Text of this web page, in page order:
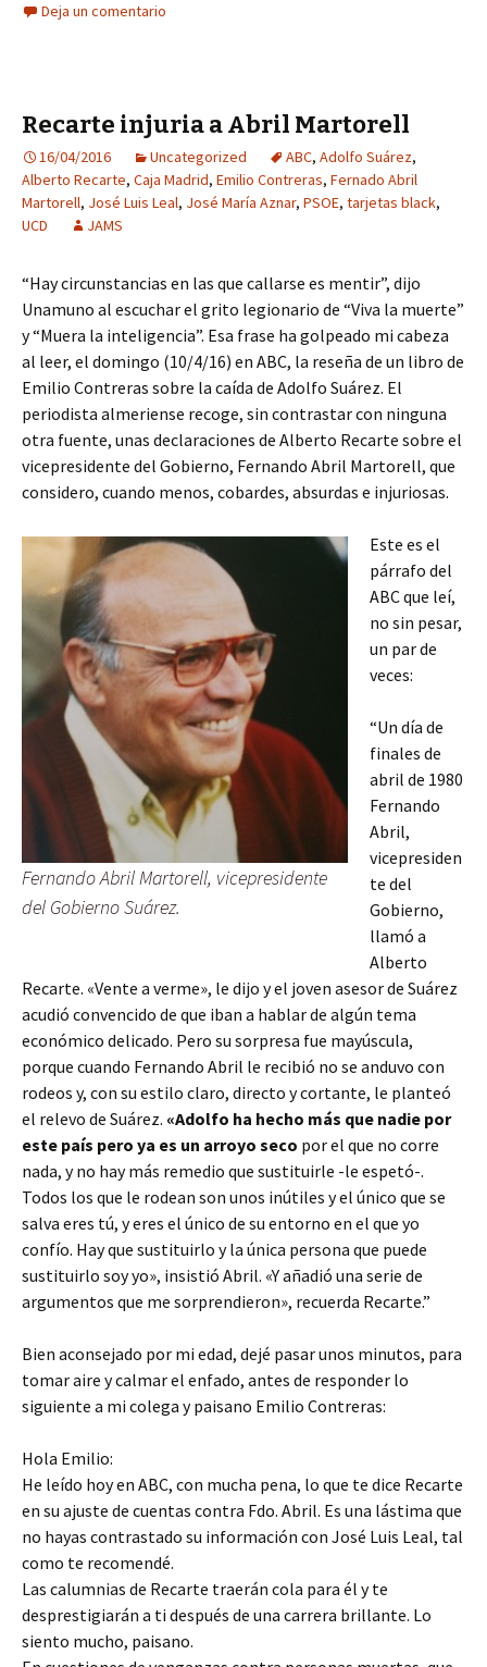
Deja un comentario
Recarte injuria a Abril Martorell
16/04/2016 Uncategorized ABC, Adolfo Suárez,
Alberto Recarte, Caja Madrid, Emilio Contreras, Fernado Abril
Martorell, José Luis Leal, José María Aznar, PSOE, tarjetas black,
UCD
JAMS
“Hay circunstancias en las que callarse es mentir”, dijo
Unamuno al escuchar el grito legionario de “Viva la muerte”
y “Muera la inteligencia”. Esa frase ha golpeado mi cabeza
al leer, el domingo (10/4/16) en ABC, la reseña de un libro de
Emilio Contreras sobre la caída de Adolfo Suárez. El
periodista almeriense recoge, sin contrastar con ninguna
otra fuente, unas declaraciones de Alberto Recarte sobre el
vicepresidente del Gobierno, Fernando Abril Martorell, que
considero, cuando menos, cobardes, absurdas e injuriosas.
Fernando Abril Martorell, vicepresidente
del Gobierno Suárez.
Este es el
párrafo del
ABC que leí,
no sin pesar,
un par de
veces:
“Un día de
finales de
abril de 1980
Fernando
Abril,
vicepresiden
te del
Gobierno,
llamó a
Alberto
Recarte. «Vente a verme», le dijo y el joven asesor de Suárez
acudió convencido de que iban a hablar de algún tema
económico delicado. Pero su sorpresa fue mayúscula,
porque cuando Fernando Abril le recibió no se anduvo con
rodeos y, con su estilo claro, directo y cortante, le planteó
el relevo de Suárez. «Adolfo ha hecho más que nadie por
este país pero ya es un arroyo seco por el que no corre
nada, y no hay más remedio que sustituirle -le espetó-.
Todos los que le rodean son unos inútiles y el único que se
salva eres tú, y eres el único de su entorno en el que yo
confío. Hay que sustituirlo y la única persona que puede
sustituirlo soy yo», insistió Abril. «Y añadió una serie de
argumentos que me sorprendieron», recuerda Recarte.”
Bien aconsejado por mi edad, dejé pasar unos minutos, para
tomar aire y calmar el enfado, antes de responder lo
siguiente a mi colega y paisano Emilio Contreras:
Hola Emilio:
He leído hoy en ABC, con mucha pena, lo que te dice Recarte
en su ajuste de cuentas contra Fdo. Abril. Es una lástima que
no hayas contrastado su información con José Luis Leal, tal
como te recomendé.
Las calumnias de Recarte traerán cola para él y te
desprestigiarán a ti después de una carrera brillante. Lo
siento mucho, paisano.